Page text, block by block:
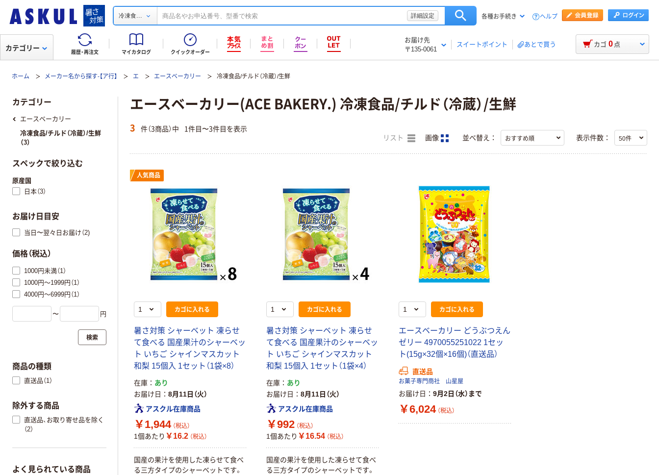
冷凍食... 詳細設定 各種お手続き ヘルプ
履歴・再注文 マイカタログ クイックオーダー
お届け先
〒135-0061
スイートポイント あとで買う
カテゴリー カゴ 0 点
ホーム メーカー名から探す-【ア行】 エ エースベーカリー 冷凍食品/チルド（冷蔵）/生鮮
エースベーカリー(ACE BAKERY.) 冷凍食品/チルド（冷蔵）/生鮮
3 件（3商品）中 1件目〜3件目を表示
リスト 画像 並べ替え： 表示件数：
人気商品
カゴに入れる
暑さ対策 シャーベット 凍らせ
て食べる 国産果汁のシャーベッ
ト いちご シャインマスカット
和梨 15個入 1セット（1袋×8）
在庫
あり
お届け日
8月11日（火）
アスクル在庫商品
￥1,944 （税込）
1個あたり ￥16.2 （税込）
国産の果汁を使用した凍らせて食べ
る三方タイプのシャーベットです。
カゴに入れる
暑さ対策 シャーベット 凍らせ
て食べる 国産果汁のシャーベッ
ト いちご シャインマスカット
和梨 15個入 1セット（1袋×4）
在庫
あり
お届け日
8月11日（火）
アスクル在庫商品
￥992 （税込）
1個あたり ￥16.54 （税込）
国産の果汁を使用した凍らせて食べ
る三方タイプのシャーベットです。
カゴに入れる
エースベーカリー どうぶつえん
ゼリー 4970055251022 1セッ
ト(15g×32個×16個)（直送品）
直送品
お菓子専門商社 山星屋
お届け日 9月2日（水）まで
￥6,024 （税込）
カテゴリー
エースベーカリー
冷凍食品/チルド（冷蔵）/生鮮
（3）
スペックで絞り込む
原産国
日本（3）
お届け日目安
当日〜翌々日お届け（2)
価格（税込）
1000円未満（1）
1000円～1999円（1）
4000円～6999円（1）
〜 円
検索
商品の種類
直送品（1）
除外する商品
直送品、お取り寄せ品を除く
（2）
よく見られている商品